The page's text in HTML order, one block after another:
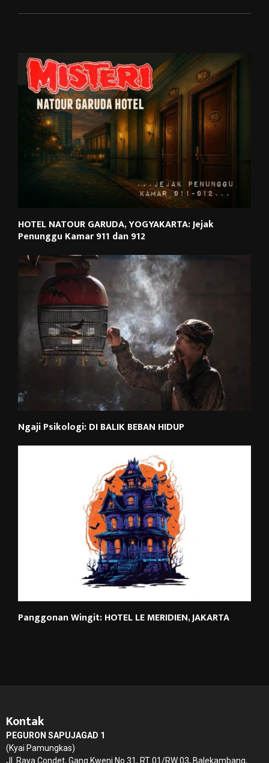
HOTEL NATOUR GARUDA, YOGYAKARTA: Jejak
Penunggu Kamar 911 dan 912
Ngaji Psikologi: DI BALIK BEBAN HIDUP
Panggonan Wingit: HOTEL LE MERIDIEN, JAKARTA
Kontak
PEGURON SAPUJAGAD 1
(Kyai Pamungkas)
Jl. Raya Condet, Gang Kweni No.31, RT 01/RW 03, Balekambang,